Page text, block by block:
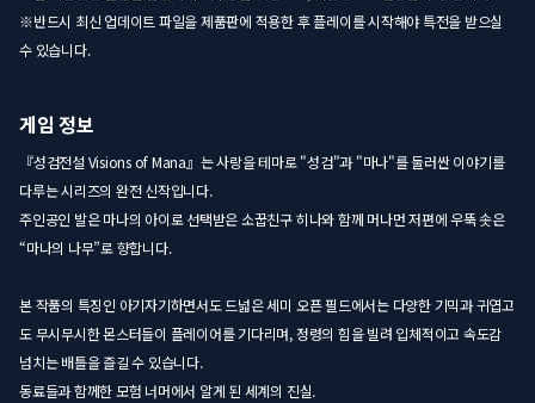
※반드시 최신 업데이트 파일을 제품판에 적용한 후 플레이를 시작해야 특전을 받으실
수 있습니다.
게임 정보
『성검전설 Visions of Mana』는 사랑을 테마로 "성검"과 "마나"를 둘러싼 이야기를
다루는 시리즈의 완전 신작입니다.
주인공인 발은 마나의 아이로 선택받은 소꿉친구 히나와 함께 머나먼 저편에 우뚝 솟은
“마나의 나무”로 향합니다.
본 작품의 특징인 아기자기하면서도 드넓은 세미 오픈 필드에서는 다양한 기믹과 귀엽고
도 무시무시한 몬스터들이 플레이어를 기다리며, 정령의 힘을 빌려 입체적이고 속도감
넘치는 배틀을 즐길 수 있습니다.
동료들과 함께한 모험 너머에서 알게 된 세계의 진실.